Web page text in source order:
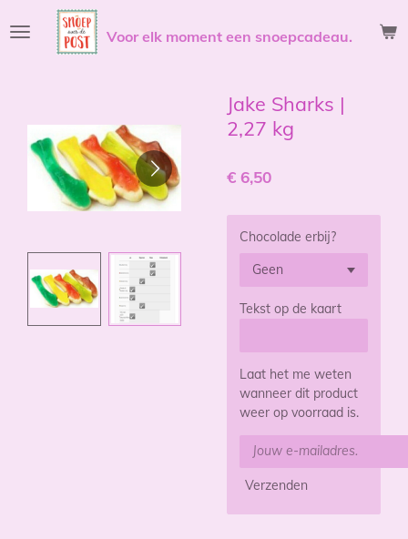
direct
Voor elk moment een snoepcadeau.
Jake Sharks |
2,27 kg
€ 6,50
Chocolade erbij?
Tekst op de kaart
Laat het me weten
wanneer dit product
weer op voorraad is.
Verzenden